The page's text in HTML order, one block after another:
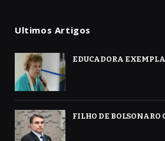
Ultimos Artigos
EDUCADORA
FILHO DE